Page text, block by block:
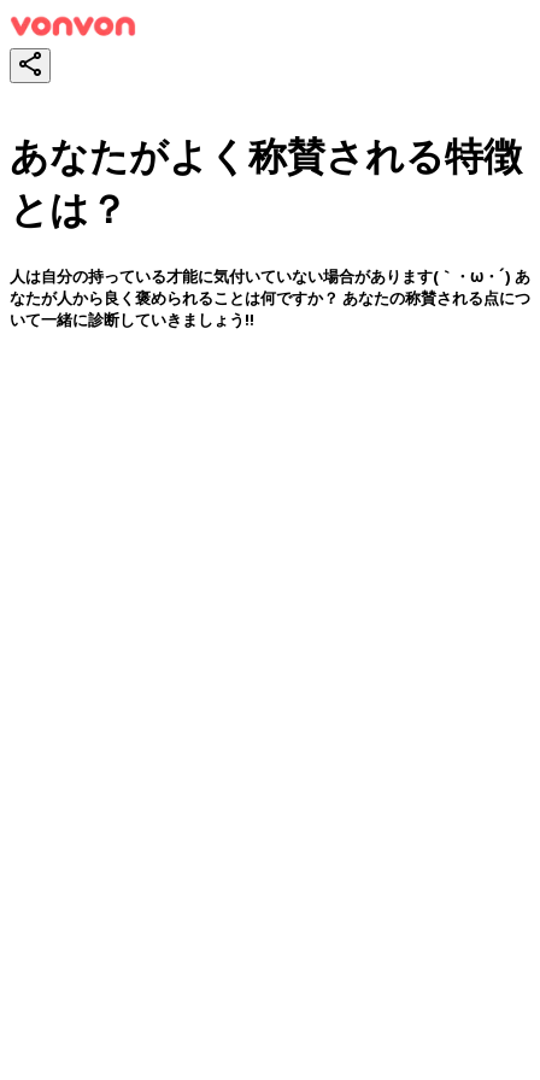
あなたがよく称賛される特徴
とは？
人は自分の持っている才能に気付いていない場合があります(｀・ω・´) あ
なたが人から良く褒められることは何ですか？ あなたの称賛される点につ
いて一緒に診断していきましょう!!